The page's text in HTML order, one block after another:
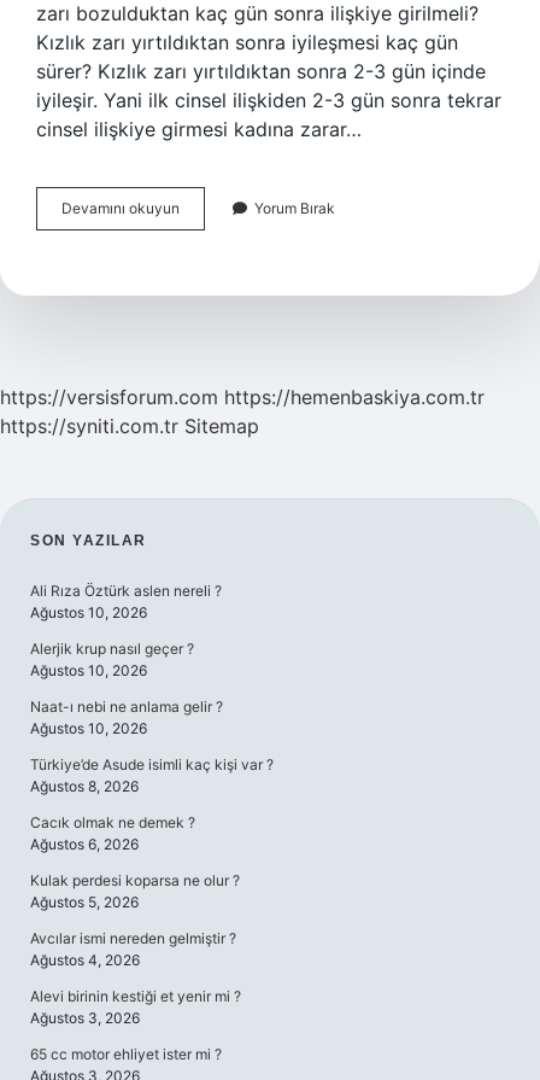
zarı bozulduktan kaç gün sonra ilişkiye girilmeli?
Kızlık zarı yırtıldıktan sonra iyileşmesi kaç gün
sürer? Kızlık zarı yırtıldıktan sonra 2-3 gün içinde
iyileşir. Yani ilk cinsel ilişkiden 2-3 gün sonra tekrar
cinsel ilişkiye girmesi kadına zarar…
Devamını okuyun
Bozulduktan
Dikkat
Yorum Bırak
https://versisforum.com https://hemenbaskiya.com.tr
https://syniti.com.tr Sitemap
SIDEBAR
SON YAZILAR
Ali Rıza Öztürk aslen nereli ?
Ağustos 10, 2026
Alerjik krup nasıl geçer ?
Ağustos 10, 2026
Naat-ı nebi ne anlama gelir ?
Ağustos 10, 2026
Türkiye’de Asude isimli kaç kişi var ?
Ağustos 8, 2026
Cacık olmak ne demek ?
Ağustos 6, 2026
Kulak perdesi koparsa ne olur ?
Ağustos 5, 2026
Avcılar ismi nereden gelmiştir ?
Ağustos 4, 2026
Alevi birinin kestiği et yenir mi ?
Ağustos 3, 2026
65 cc motor ehliyet ister mi ?
Ağustos 3, 2026